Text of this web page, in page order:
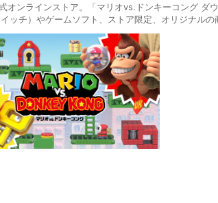
オンラインストア。「マリオvs.ドンキーコング
ッチ）やゲームソフト、ストア限定、オリジナルの